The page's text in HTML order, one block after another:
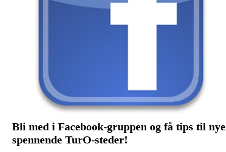
Bli med i Facebook-gruppen og få tips til nye
spennende TurO-steder!